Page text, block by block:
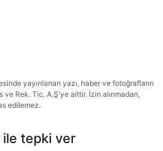
yayınlanan yazı, haber ve fotoğrafların
Rek. Tic. A.Ş'ye aittir. İzin alınmadan,
edilemez.
ile tepki ver